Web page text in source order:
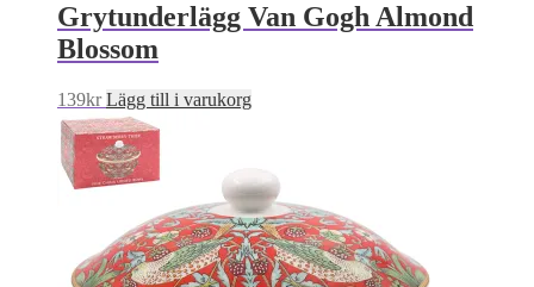
Grytunderlägg Van Gogh Almond
Blossom
139kr Lägg till i varukorg